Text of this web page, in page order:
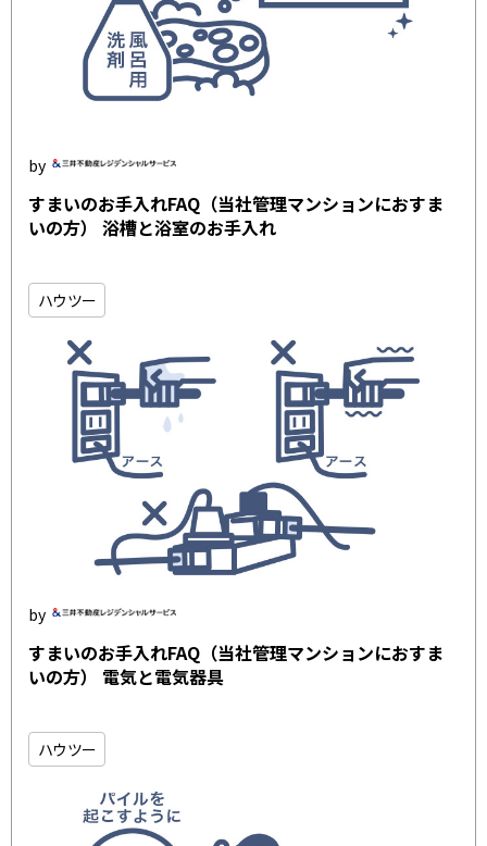
すまいのお手入れFAQ（当社管理マンションにおすま
いの方） 浴槽と浴室のお手入れ
ハウツー
すまいのお手入れFAQ（当社管理マンションにおすま
いの方） 電気と電気器具
ハウツー